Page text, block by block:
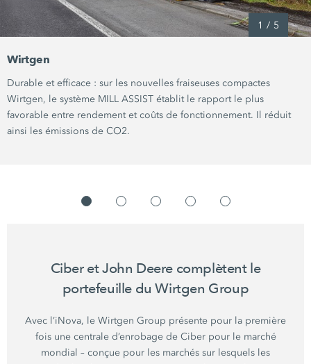
1 / 5
Wirtgen
Durable etefficace : sur les nouvelles fraiseuses compactes
Wirtgen, le système MILL ASSIST établit le rapport le plus
favorable entre rendement et coûts de fonctionnement. Il réduit
ainsi les émissions de CO2.
Ciber et John Deere complètent le
portefeuille duWirtgen Group
Avec l’iNova, le Wirtgen Group présente pour la première
fois une centrale d’enrobage de Ciber pour le marché
mondial – conçue pour les marchés sur lesquels les